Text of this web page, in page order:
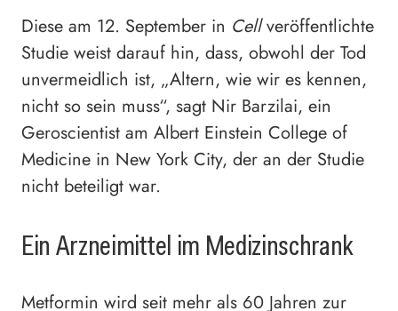
Diese am 12. September in Cellveröffentlichte
Studie weist darauf hin, dass, obwohl der Tod
unvermeidlich ist, „Altern, wie wir es kennen,
nicht so sein muss“, sagt Nir Barzilai, ein
Geroscientist am Albert Einstein College of
Medicine in New York City, der an der Studie
nicht beteiligt war.
Ein Arzneimittel im Medizinschrank
Metformin wird seit mehr als 60 Jahren zur